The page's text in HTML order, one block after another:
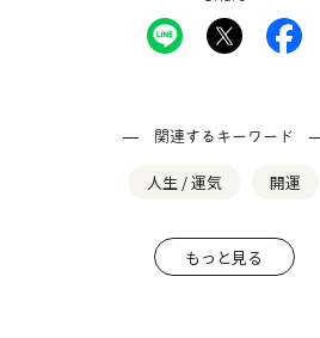
関連するキーワード
人生 / 運気 開運
もっと見る